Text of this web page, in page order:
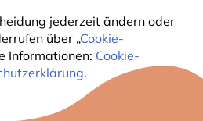
jederzeit ändern oder
über „Cookie-
Informationen: Cookie-
.